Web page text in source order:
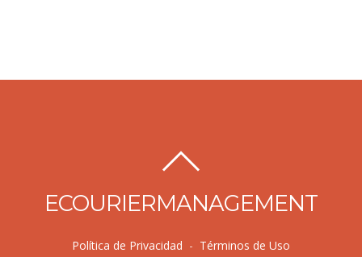
ECOURIERMANAGEMENT
Política de Privacidad - Términos de Uso